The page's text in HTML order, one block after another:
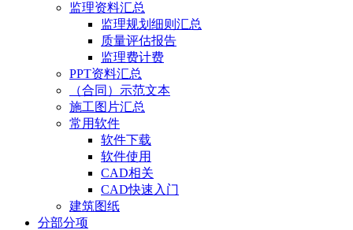
监理资料汇总
监理规划细则汇总
质量评估报告
监理费计费
PPT资料汇总
（合同）示范文本
施工图片汇总
常用软件
软件下载
软件使用
CAD相关
CAD快速入门
建筑图纸
分部分项